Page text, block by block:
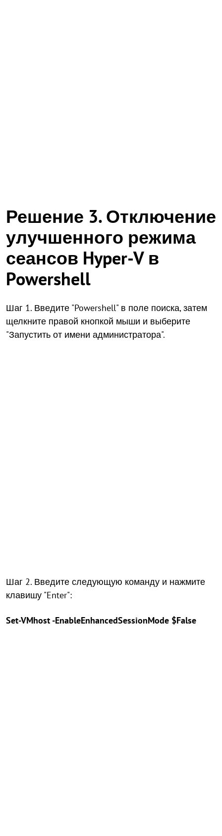
Решение 3. Отключение
улучшенного режима
сеансов Hyper-V в
Powershell
Шаг 1. Введите "Powershell" в поле поиска, затем
щелкните правой кнопкой мыши и выберите
"Запустить от имени администратора".
Шаг 2. Введите следующую команду и нажмите
клавишу "Enter":
Set-VMhost -EnableEnhancedSessionMode $False